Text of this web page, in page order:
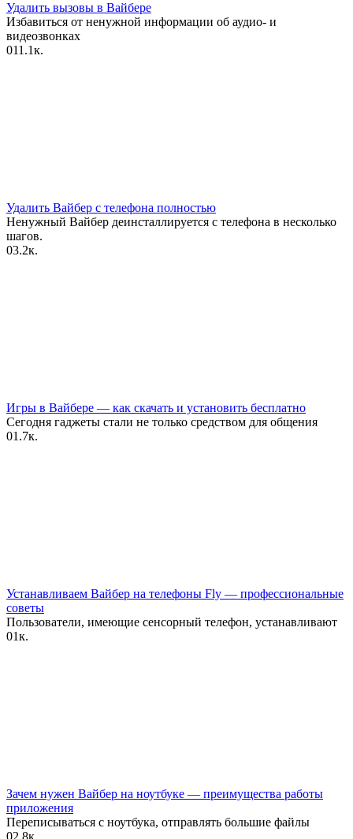
Удалить вызовы в Вайбере
Избавиться от ненужной информации об аудио- и
видеозвонках
011.1к.
Удалить Вайбер с телефона полностью
Ненужный Вайбер деинсталлируется с телефона в несколько
шагов.
03.2к.
Игры в Вайбере — как скачать и установить бесплатно
Сегодня гаджеты стали не только средством для общения
01.7к.
Устанавливаем Вайбер на телефоны Fly — профессиональные
советы
Пользователи, имеющие сенсорный телефон, устанавливают
01к.
Зачем нужен Вайбер на ноутбуке — преимущества работы
приложения
Переписываться с ноутбука, отправлять большие файлы
02.8к.